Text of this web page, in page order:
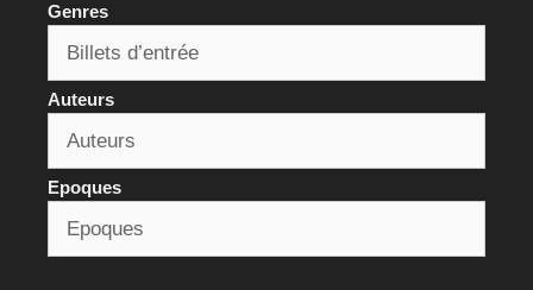
Genres
Auteurs
Epoques